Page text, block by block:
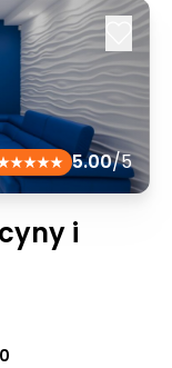
5.00/5
i